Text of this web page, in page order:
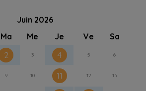
Juin 2026
Ma Me Je Ve
Sa
2 3 4 5 6
9 10 11 12 13